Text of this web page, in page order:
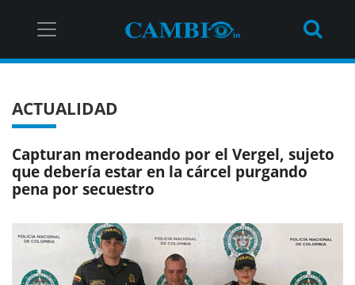
ACTUALIDAD
Capturan merodeando por el Vergel, sujeto
que debería estar en la cárcel purgando
pena por secuestro